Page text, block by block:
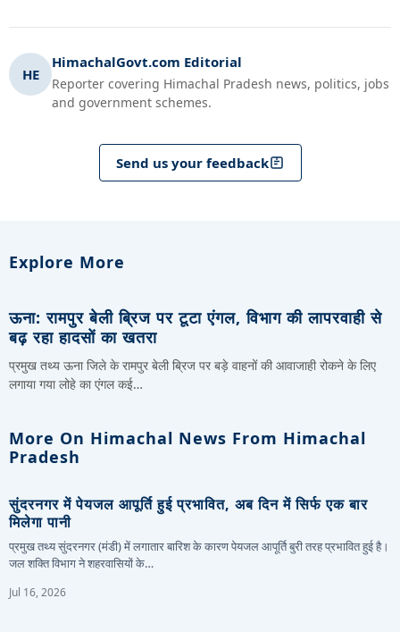
HE
HimachalGovt.com Editorial
Reporter covering Himachal Pradesh news, politics, jobs
and government schemes.
Send us your feedback
Explore More
ऊना: रामपुर बेली ब्रिज पर टूटा एंगल, विभाग की लापरवाही से
बढ़ रहा हादसों का खतरा
प्रमुख तथ्य ऊना जिले के रामपुर बेली ब्रिज पर बड़े वाहनों की आवाजाही रोकने के लिए
लगाया गया लोहे का एंगल कई…
More On Himachal News From Himachal
Pradesh
सुंदरनगर में पेयजल आपूर्ति हुई प्रभावित, अब दिन में सिर्फ एक बार
मिलेगा पानी
प्रमुख तथ्य सुंदरनगर (मंडी) में लगातार बारिश के कारण पेयजल आपूर्ति बुरी तरह प्रभावित हुई है।
जल शक्ति विभाग ने शहरवासियों के…
Jul 16, 2026